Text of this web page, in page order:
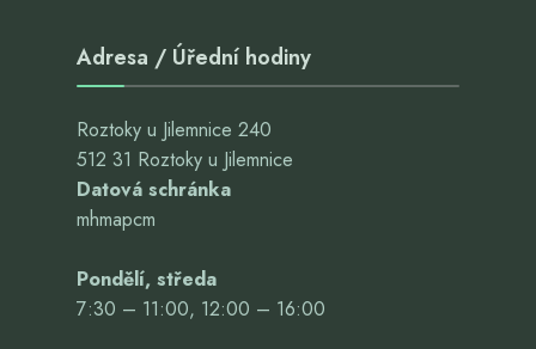
Adresa / Úřední hodiny
Roztoky u Jilemnice 240
512 31 Roztoky u Jilemnice
Datová schránka
mhmapcm
Pondělí, středa
7:30 – 11:00, 12:00 – 16:00